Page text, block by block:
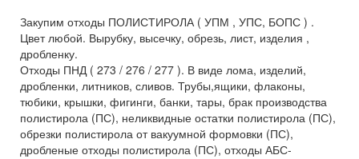
Закупим отходы ПОЛИСТИРОЛА ( УПМ , УПС, БОПС ) .
Цвет любой. Вырубку, высечку, обрезь, лист, изделия ,
дробленку.
Отходы ПНД ( 273 / 276 / 277 ). В виде лома, изделий,
дробленки, литников, сливов. Трубы,ящики, флаконы,
тюбики, крышки, фигинги, банки, тары, брак производства
полистирола (ПС), неликвидные остатки полистирола (ПС),
обрезки полистирола от вакуумной формовки (ПС),
дробленые отходы полистирола (ПС), отходы АБС-